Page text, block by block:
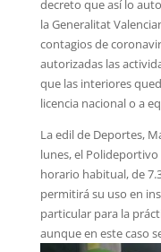
decreto que así lo
la Generalitat
contagios de
autorizadas las
que las interiores
licencia nacional o a
La edil de Deportes,
lunes, el
horario habitual, de
permitirá su uso en
particular para la
aunque en este caso